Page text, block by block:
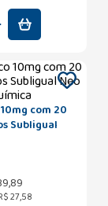
com 20
Subligual
,89
27,58